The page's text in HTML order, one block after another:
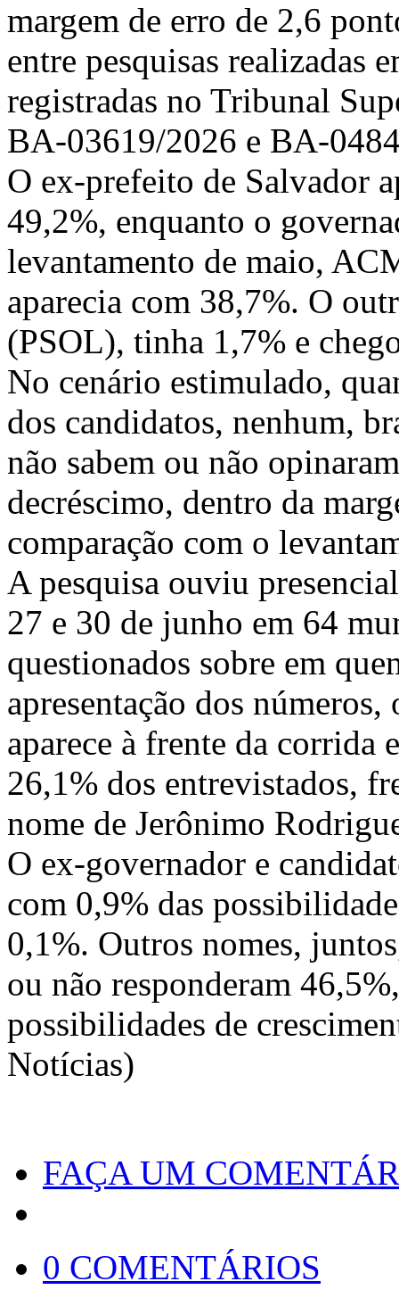
margem de erro de 2,6
entre pesquisas realizadas
registradas no Tribunal
BA-03619/2026 e BA-
O ex-prefeito de Salvador
49,2%, enquanto o
levantamento de maio,
aparecia com 38,7%. O
(PSOL), tinha 1,7% e
No cenário estimulado,
dos candidatos, nenhum,
não sabem ou não
decréscimo, dentro da
comparação com o
A pesquisa ouviu
27 e 30 de junho em 64
questionados sobre em
apresentação dos
aparece à frente da
26,1% dos entrevistados,
nome de Jerônimo
O ex-governador e
com 0,9% das
0,1%. Outros nomes,
ou não responderam
possibilidades de
Notícias)
FAÇA UM
0 COMENTÁRIOS